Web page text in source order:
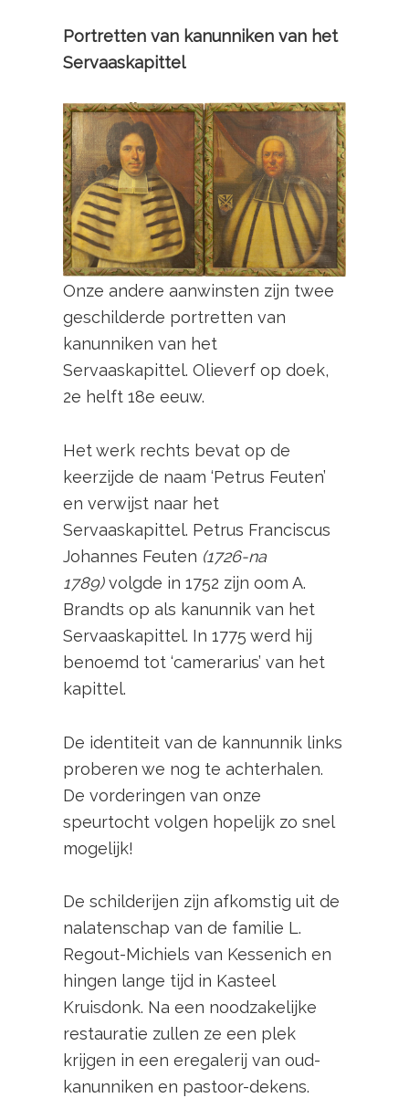
Portretten van kanunniken van het
Servaaskapittel
Onze andere aanwinsten zijn twee
geschilderde portretten van
kanunniken van het
Servaaskapittel. Olieverf op doek,
2e helft 18e eeuw.
Het werk rechts bevat op de
keerzijde de naam ‘Petrus Feuten’
en verwijst naar het
Servaaskapittel. Petrus Franciscus
Johannes Feuten (1726-na
1789)volgde in 1752 zijn oom A.
Brandts op als kanunnik van het
Servaaskapittel. In 1775 werd hij
benoemd tot ‘camerarius’ van het
kapittel.
De identiteit van de kannunnik links
proberen we nog te achterhalen.
De vorderingen van onze
speurtocht volgen hopelijk zo snel
mogelijk!
De schilderijen zijn afkomstig uit de
nalatenschap van de familie L.
Regout-Michiels van Kessenich en
hingen lange tijd in Kasteel
Kruisdonk. Na een noodzakelijke
restauratie zullen ze een plek
krijgen in een eregalerij van oud-
kanunniken en pastoor-dekens.